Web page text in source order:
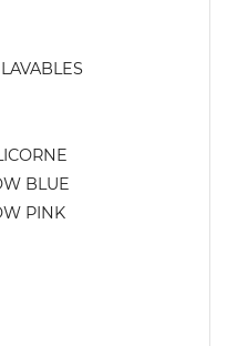
BLUE
PINK